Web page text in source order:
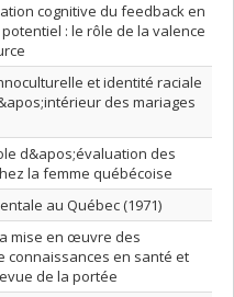
cognitive du feedback en
: le rôle de la valence
et identité raciale
des mariages
d&apos;évaluation des
la femme québécoise
au Québec (1971)
mise en œuvre des
connaissances en santé et
de la portée